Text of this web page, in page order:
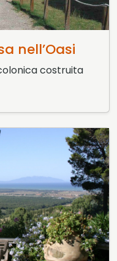
nell’Oasi
costruita